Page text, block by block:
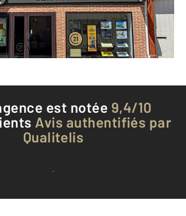
Envoyer un message
Téléphoner à l'agence
est notée 9,4/10
Avis authentifiés par
Qualitelis
Voir tous les avis clients